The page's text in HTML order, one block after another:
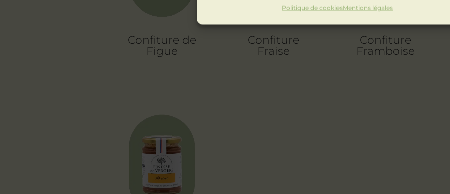
Politique de cookiesMentions légales
Confiture de
Figue
Confiture
Fraise
Confiture
Framboise